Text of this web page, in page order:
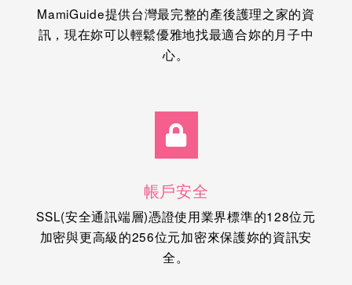
MamiGuide提供台灣最完整的產後護理之家的資
訊，現在妳可以輕鬆優雅地找最適合妳的月子中
心。
帳戶安全
SSL(安全通訊端層)憑證使用業界標準的128位元
加密與更高級的256位元加密來保護妳的資訊安
全。